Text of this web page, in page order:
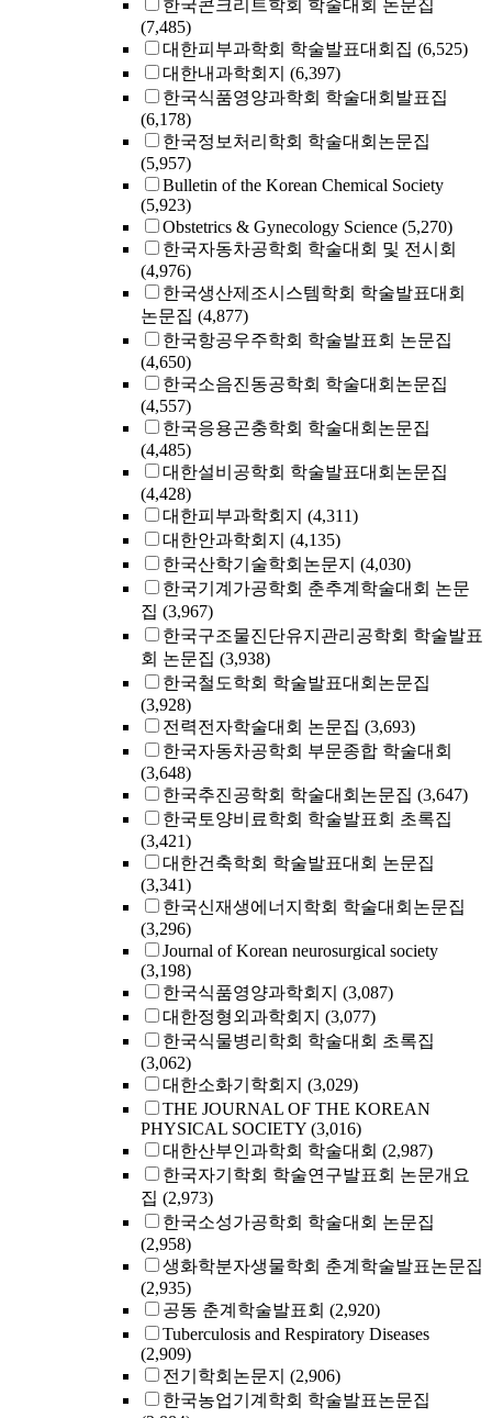
한국콘크리트학회 학술대회 논문집
(7,485)
대한피부과학회 학술발표대회집 (6,525)
대한내과학회지 (6,397)
한국식품영양과학회 학술대회발표집
(6,178)
한국정보처리학회 학술대회논문집
(5,957)
Bulletin of the Korean Chemical Society
(5,923)
Obstetrics & Gynecology Science (5,270)
한국자동차공학회 학술대회 및 전시회
(4,976)
한국생산제조시스템학회 학술발표대회
논문집 (4,877)
한국항공우주학회 학술발표회 논문집
(4,650)
한국소음진동공학회 학술대회논문집
(4,557)
한국응용곤충학회 학술대회논문집
(4,485)
대한설비공학회 학술발표대회논문집
(4,428)
대한피부과학회지 (4,311)
대한안과학회지 (4,135)
한국산학기술학회논문지 (4,030)
한국기계가공학회 춘추계학술대회 논문
집 (3,967)
한국구조물진단유지관리공학회 학술발표
회 논문집 (3,938)
한국철도학회 학술발표대회논문집
(3,928)
전력전자학술대회 논문집 (3,693)
한국자동차공학회 부문종합 학술대회
(3,648)
한국추진공학회 학술대회논문집 (3,647)
한국토양비료학회 학술발표회 초록집
(3,421)
대한건축학회 학술발표대회 논문집
(3,341)
한국신재생에너지학회 학술대회논문집
(3,296)
Journal of Korean neurosurgical society
(3,198)
한국식품영양과학회지 (3,087)
대한정형외과학회지 (3,077)
한국식물병리학회 학술대회 초록집
(3,062)
대한소화기학회지 (3,029)
THE JOURNAL OF THE KOREAN
PHYSICAL SOCIETY (3,016)
대한산부인과학회 학술대회 (2,987)
한국자기학회 학술연구발표회 논문개요
집 (2,973)
한국소성가공학회 학술대회 논문집
(2,958)
생화학분자생물학회 춘계학술발표논문집
(2,935)
공동 춘계학술발표회 (2,920)
Tuberculosis and Respiratory Diseases
(2,909)
전기학회논문지 (2,906)
한국농업기계학회 학술발표논문집